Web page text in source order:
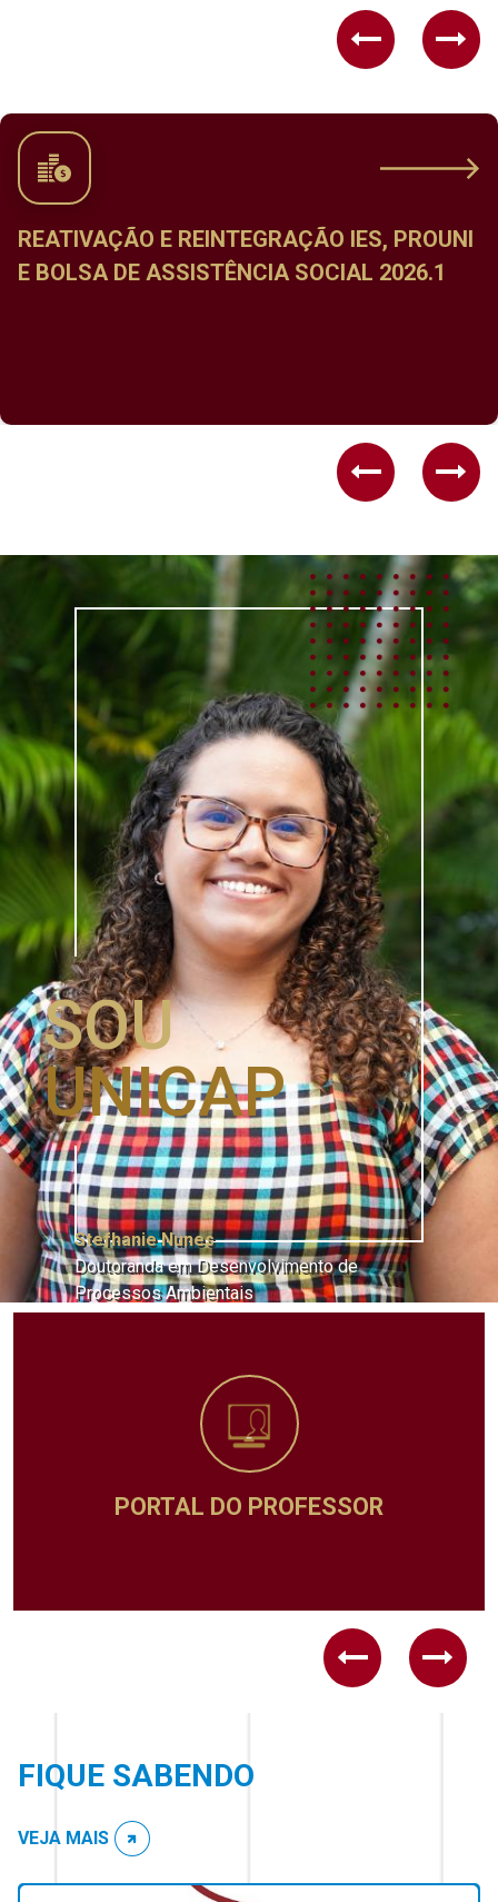
Previous
REATIVAÇÃO E REINTEGRAÇÃO IES, PROUNI
E BOLSA DE ASSISTÊNCIA SOCIAL 2026.1
Previous
SOU
UNICAP
Stefhanie Nunes
Doutoranda em Desenvolvimento de
Processos Ambientais
PORTAL DO PROFESSOR
Previous
Next
FIQUE SABENDO
VEJA MAIS